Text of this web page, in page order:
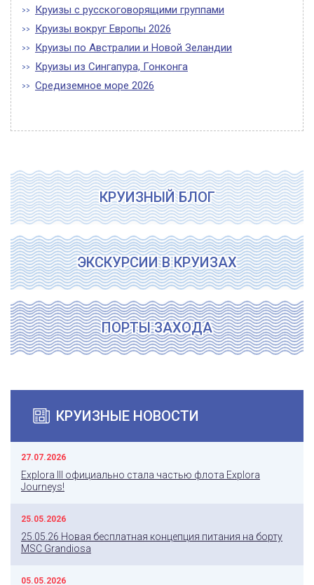
Круизы с русскоговорящими группами
Круизы вокруг Европы 2026
Круизы по Австралии и Новой Зеландии
Круизы из Сингапура, Гонконга
Средиземное море 2026
КРУИЗНЫЙ БЛОГ
ЭКСКУРСИИ В КРУИЗАХ
ПОРТЫ ЗАХОДА
КРУИЗНЫЕ НОВОСТИ
27.07.2026
Explora III официально стала частью флота Explora
Journeys!
25.05.2026
25.05.26 Новая бесплатная концепция питания на борту
MSC Grandiosa
05.05.2026